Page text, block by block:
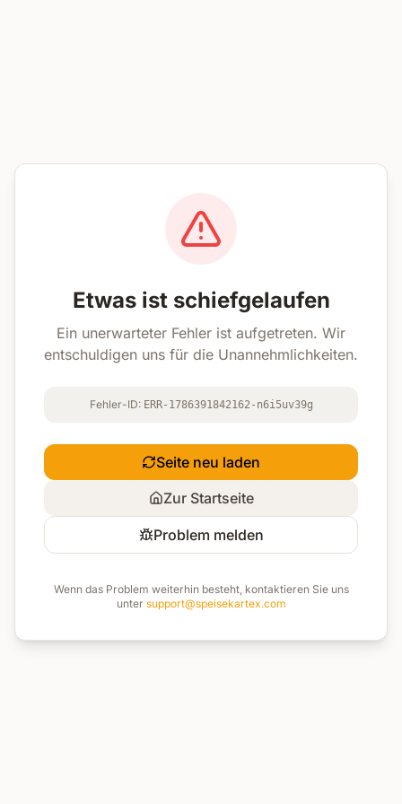
Etwas ist schiefgelaufen
Ein unerwarteter Fehler ist aufgetreten. Wir
entschuldigen uns für die Unannehmlichkeiten.
Fehler-ID: ERR-1786391842162-n6i5uv39g
Seite neu laden
Zur Startseite
Problem melden
Wenn das Problem weiterhin besteht, kontaktieren Sie uns
unter support@speisekartex.com